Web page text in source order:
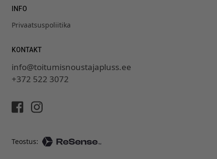
INFO
Privaatsuspoliitika
KONTAKT
info@toitumisnoustajapluss.ee
+372 522 3072
Teostus: